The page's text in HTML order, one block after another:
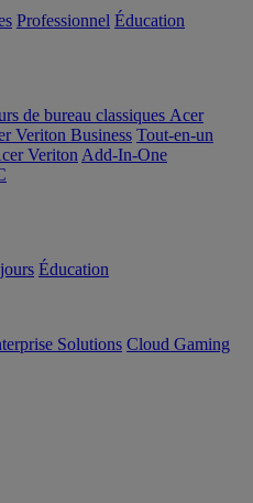
Professionnel Éducation
de bureau classiques Acer
Veriton Business Tout-en-un
Veriton Add-In-One
Éducation
Solutions Cloud Gaming